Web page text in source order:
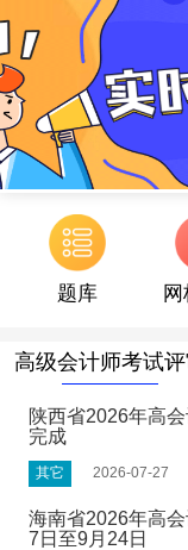
题库
高级会计师考试
陕西省2026年高
完成
其它 2026-07-27
海南省2026年高
7日至9月24日